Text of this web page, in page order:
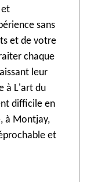
et
sans
et de votre
chaque
leur
à L'art du
difficile en
à Montjay,
et